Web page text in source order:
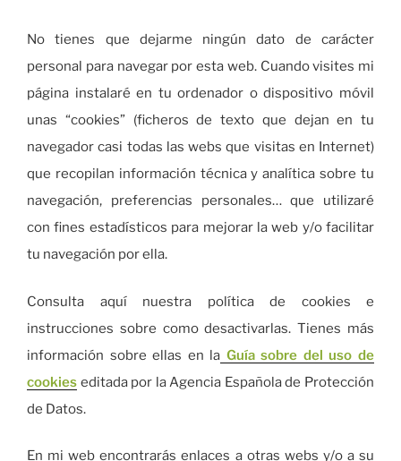
No tienes que dejarme ningún dato de carácter
personal para navegar por esta web. Cuando visites mi
página instalaré en tu ordenador o dispositivo móvil
unas “cookies” (ficheros de texto que dejan en tu
navegador casi todas las webs que visitas en Internet)
que recopilan información técnica y analítica sobre tu
navegación, preferencias personales… que utilizaré
con fines estadísticos para mejorar la web y/o facilitar
tu navegación por ella.
Consulta aquí nuestra política de cookies e
instrucciones sobre como desactivarlas. Tienes más
información sobre ellas en la Guía sobre del uso de
cookies editada por la Agencia Española de Protección
de Datos.
En mi web encontrarás enlaces a otras webs y/o a su